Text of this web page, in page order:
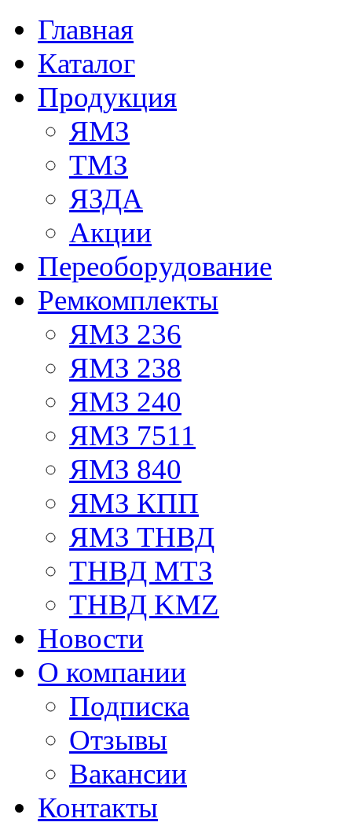
Главная
Каталог
Продукция
ЯМЗ
ТМЗ
ЯЗДА
Акции
Переоборудование
Ремкомплекты
ЯМЗ 236
ЯМЗ 238
ЯМЗ 240
ЯМЗ 7511
ЯМЗ 840
ЯМЗ КПП
ЯМЗ ТНВД
ТНВД МТЗ
ТНВД KMZ
Новости
О компании
Подписка
Отзывы
Вакансии
Контакты